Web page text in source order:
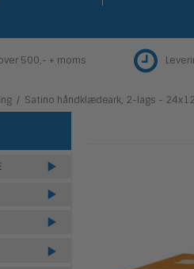
500,- + moms
/ Satino håndklædeark, 2-lags -